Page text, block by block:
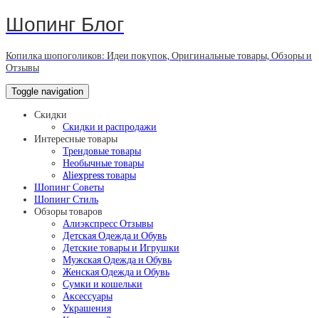
Шопинг Блог
Копилка шопоголиков: Идеи покупок, Оригинальные товары, Обзоры и
Отзывы
Toggle navigation
Скидки
Скидки и распродажи
Интересные товары
Трендовые товары
Необычные товары
Aliexpress товары
Шопинг Советы
Шопинг Стиль
Обзоры товаров
Алиэкспресс Отзывы
Детская Одежда и Обувь
Детские товары и Игрушки
Мужская Одежда и Обувь
Женская Одежда и Обувь
Сумки и кошельки
Аксессуары
Украшения